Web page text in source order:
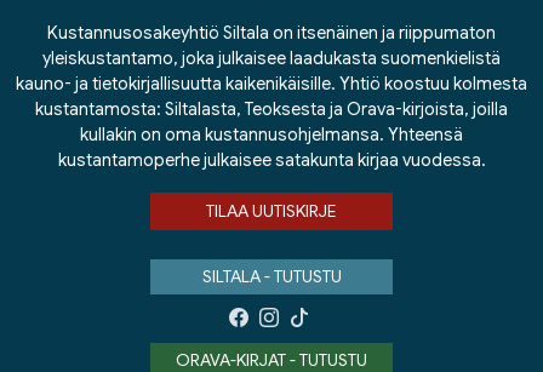
Kustannusosakeyhtiö Siltala on itsenäinen ja riippumaton
yleiskustantamo, joka julkaisee laadukasta suomenkielistä
kauno- ja tietokirjallisuutta kaikenikäisille. Yhtiö koostuu kolmesta
kustantamosta: Siltalasta, Teoksesta ja Orava-kirjoista, joilla
kullakin on oma kustannusohjelmansa. Yhteensä
kustantamoperhe julkaisee satakunta kirjaa vuodessa.
TILAA UUTISKIRJE
SILTALA - TUTUSTU
ORAVA-KIRJAT - TUTUSTU